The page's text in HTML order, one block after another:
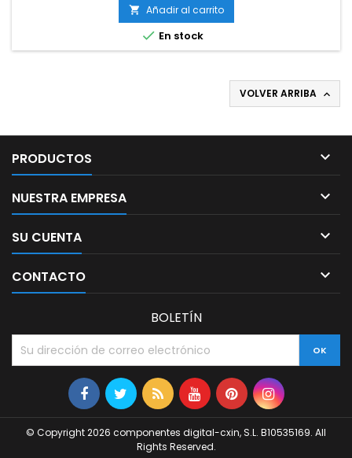
 Añadir al carrito
 En stock
VOLVER ARRIBA 
PRODUCTOS 
NUESTRA EMPRESA 
SU CUENTA 
CONTACTO 
BOLETÍN
© Copyright 2026 componentes digital-cxin, S.L. B10535169. All
Rights Reserved.